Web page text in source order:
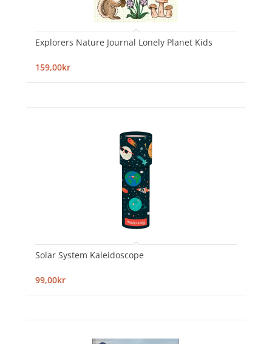
Explorers Nature Journal Lonely Planet Kids
159,00kr
Solar System Kaleidoscope
99,00kr